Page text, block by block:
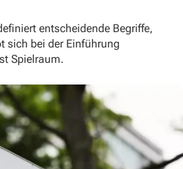
entscheidende Begriffe,
sich bei der Einführung
Spielraum.